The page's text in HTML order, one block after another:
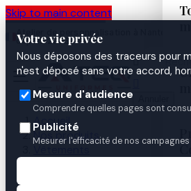
Skip to main content
Votre vie privée
Nous déposons des traceurs pour
n'est déposé sans votre accord,
Mesure d'audience
Comprendre quelles pages sont
Publicité
Mesurer l'efficacité de nos
Atelier de personnalisation à Nantes
depuis 2003

Accueil
Nos produits